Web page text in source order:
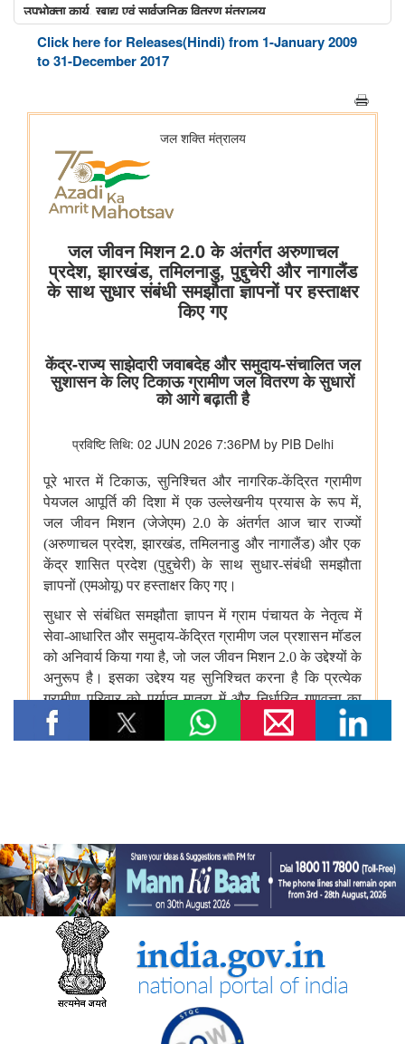
उपभोक्‍ता कार्य, खाद्य एवं सार्वजनिक वितरण मंत्रालय
राष्ट्रीय हथकरघा दिवस के अवसर पर केंद्रीय राज्य मंत्री ने राष्ट्रीय शिल्प
संग्रहालय और हस्तकला अकादमी का किया दौरा
केंद्रीय पर्यावरण मंत्री भूपेंद्र यादव ने मानेसर में हरियाणा के 77वें वन
महोत्सव समारोह में भाग लिया; एक पौधा भी लगाया
वित्‍त मंत्रालय
भारत की पूर्वोत्तर सीमा पर डीआरआई ने निगरानी तेज की
स्‍वास्‍थ्‍य एवं परिवार कल्‍याण मंत्रालय
राष्ट्रीय स्वास्थ्य प्राधिकरण ने आयुष्‍मान भारत स्‍वास्‍थ्‍य खाता आधारित स्कैन
और रजिस्टर सेवा द्वारा 25 करोड़ ओपीडी पंजीकरण की उपलब्धि हासिल की
भारत सरकार ने अरुणाचल प्रदेश सरकार के परामर्श से अरुणाचल प्रदेश में
स्थित 27 स्थानों/भौगोलिक संरचनाओं को भारतीय सर्वेक्षण विभाग के
आगाह किया है: गलत 'खाता विवरण', 'एमसीए' और 'आरबीआई' फाइलों के
माध्यम से व्हाट्सएप अकाउंट को हैक कर बड़ी रकम की वित्तीय धोखाधड़ी की
जा रही है
सूचना और प्रसारण मंत्रालय
मुख्य सचिवों और आपदा प्रबंधन विभागों से संवेदनशील क्षेत्रों में नए सामुदायिक
रेडियो स्टेशनों को बढ़ावा देने का आग्रह किया गया; बाढ़, भूकंप और बिजली
गिरने से प्रभावित स्टेशनों के लिए 11.50 लाख रुपये का आपातकालीन
अनुदान उप...
रेल मंत्रालय
रेलवे ने ऋण सेवा को स्थिर रखा है; लगातार मूलधन पुनर्भुगतान और पट्टे
शुल्क ब्याज हिस्‍सेदारी में कमी पिछले पांच वर्षों के वित्तीय अनुशासन को दर्शाता
स्वयं सहायता समूहों के माध्यम से ग्रामीण जीविकोपार्जन का सुदृढ़ीकरण
केंद्रीय ग्रामीण क्षेत्र की योजनाओं का मूल्यांकन
विज्ञान एवं प्रौद्योगिकी मंत्रालय
भारत के लिए वित्तीय समावेशन से वित्तीय सशक्तिकरण और डिजिटल भुगतान
से डिजिटल समृद्धि की ओर बढ़ने का समय: डॉ. जितेंद्र सिंह
आरडीआई कोष के तहत सरकार ने हितों के टकराव से बचने के मज़बूत उपायों
को फिर से दोहराया; योग्यता-आधारित मूल्यांकन ही वित्त पोषण के निर्णयों का
Click here for Releases(Hindi) from 1-January 2009
to 31-December 2017